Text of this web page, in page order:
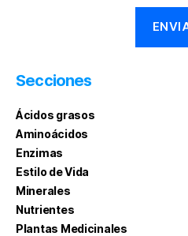
Secciones
Ácidos grasos
Aminoácidos
Enzimas
Estilo de Vida
Minerales
Nutrientes
Plantas Medicinales